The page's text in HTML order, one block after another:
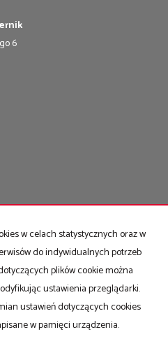
6
Kontakt Praca
w celach statystycznych oraz w
do indywidualnych potrzeb
plików cookie można
ustawienia przeglądarki.
ustawień dotyczących cookies
w pamięci urządzenia.